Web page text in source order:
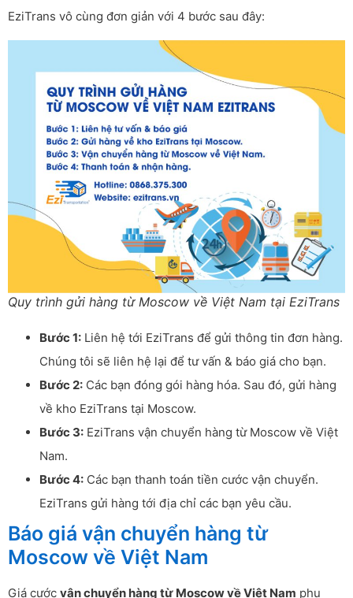
EziTrans vô cùng đơn giản với 4 bước sau đây:
Quy trình gửi hàng từ Moscow về Việt Nam tại EziTrans
Bước 1: Liên hệ tới EziTrans để gửi thông tin đơn hàng.
Chúng tôi sẽ liên hệ lại để tư vấn & báo giá cho bạn.
Bước 2: Các bạn đóng gói hàng hóa. Sau đó, gửi hàng
về kho EziTrans tại Moscow.
Bước 3: EziTrans vận chuyển hàng từ Moscow về Việt
Nam.
Bước 4: Các bạn thanh toán tiền cước vận chuyển.
EziTrans gửi hàng tới địa chỉ các bạn yêu cầu.
Báo giá vận chuyển hàng từ
Moscow về Việt Nam
Giá cước vận chuyển hàng từ Moscow về Việt Nam phụ